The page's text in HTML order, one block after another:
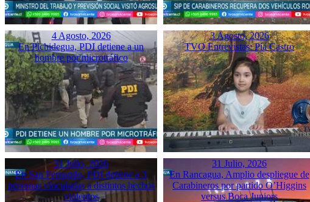
4 Agosto, 2026
En Pichidegua, PDI detiene a un
hombre por microtráfico
3 Agosto, 2026
TVO Entrevistas: Pía Castro
31 Julio, 2026
En San Fernando, PDI detiene a 3
personas vinculadas a distintos hechos
violentos
31 Julio, 2026
En Rancagua, Amplio despliegue de
Carabineros por partido O’Higgins
versus Boca Juniors